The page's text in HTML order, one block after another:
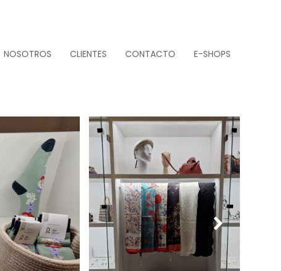
NOSOTROS CLIENTES CONTACTO E-SHOPS
Next
Slide